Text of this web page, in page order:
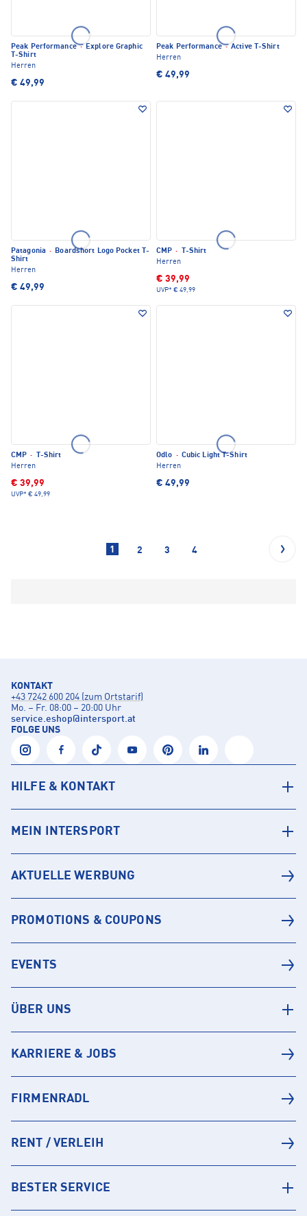
Peak Performance·Explore Graphic
T-Shirt
Herren
€ 49,99
Peak Performance·Active T-Shirt
Herren
€ 49,99
Patagonia · Boardshort Logo Pocket T-
Shirt
Herren
€ 49,99
CMP ·
T-Shirt
Herren
€ 39,99
UVP* € 49,99
CMP ·
T-Shirt
Herren
€ 39,99
UVP* € 49,99
Odlo · Cubic Light T-Shirt
Herren
€ 49,99
1 2 3 4
KONTAKT
+43 7242 600 204 (zum Ortstarif)
Mo. – Fr. 08:00 – 20:00 Uhr
service.eshop@intersport.at
FOLGE UNS
HILFE & KONTAKT
MEIN INTERSPORT
AKTUELLE WERBUNG
PROMOTIONS & COUPONS
EVENTS
ÜBER UNS
KARRIERE & JOBS
FIRMENRADL
RENT / VERLEIH
BESTER SERVICE